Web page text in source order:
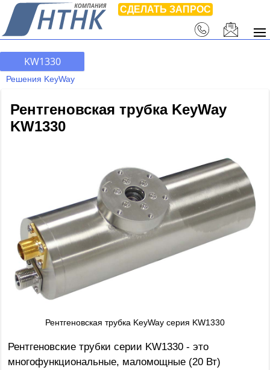
СДЕЛАТЬ ЗАПРОС
KW1330
Решения KeyWay
Рентгеновская трубка KeyWay
KW1330
Рентгеновская трубка KeyWay серия KW1330
Рентгеновские трубки серии KW1330 - это
многофункциональные, маломощные (20 Вт)